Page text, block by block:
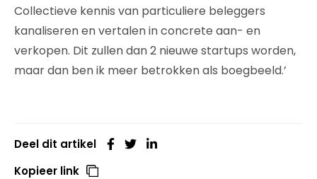
Collectieve kennis van particuliere beleggers
kanaliseren en vertalen in concrete aan- en
verkopen. Dit zullen dan 2 nieuwe startups worden,
maar dan ben ik meer betrokken als boegbeeld.’
Deel dit artikel
Kopieer link